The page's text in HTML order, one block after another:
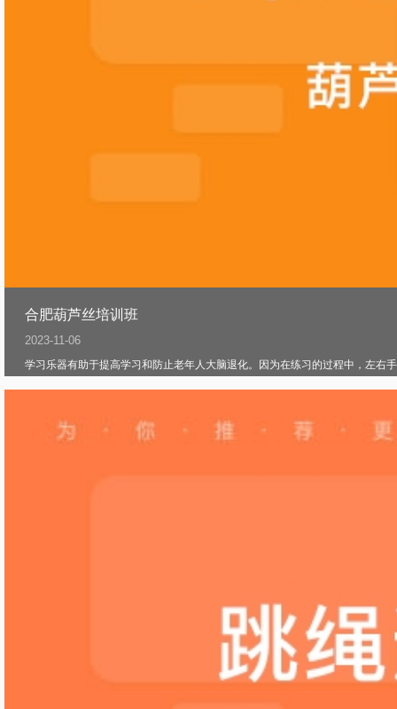
合肥葫芦丝培训班
2023-11-06
学习乐器有助于提高学习和防止老年人大脑退化。因为在练习的过程中，左右